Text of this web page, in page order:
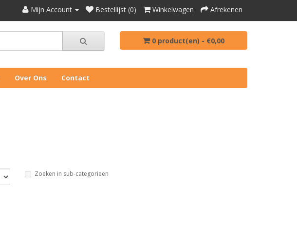
Mijn Account Bestellijst (0) Winkelwagen Afrekenen
0 product(en) - €0,00
Over Ons Contact
Zoeken in sub-categorieën